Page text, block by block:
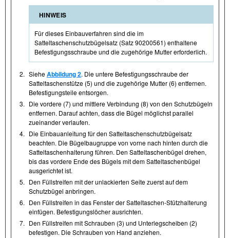
HINWEIS
Für dieses Einbauverfahren sind die im
Satteltaschenschutzbügelsatz (Satz 90200561) enthaltene
Befestigungsschraube und die zugehörige Mutter erforderlich.
2. SieheAbbildung 2. Die untere Befestigungsschraube der
Satteltaschenstütze (5) und die zugehörige Mutter (6) entfernen.
Befestigungsteile entsorgen.
3. Die vordere (7) und mittlere Verbindung (8) von den Schutzbügeln
entfernen. Darauf achten, dass die Bügel möglichst parallel
zueinander verlaufen.
4. Die Einbauanleitung für den Satteltaschenschutzbügelsatz
beachten. Die Bügelbaugruppe von vorne nach hinten durch die
Satteltaschenhalterung führen. Den Satteltaschenbügel drehen,
bis das vordere Ende des Bügels mit dem Satteltaschenbügel
ausgerichtet ist.
5. Den Füllstreifen mit der unlackierten Seite zuerst auf dem
Schutzbügel anbringen.
6. Den Füllstreifen in das Fenster der Satteltaschen-Stützhalterung
einfügen. Befestigungslöcher ausrichten.
7. Den Füllstreifen mit Schrauben (3) und Unterlegscheiben (2)
befestigen. Die Schrauben von Hand anziehen.